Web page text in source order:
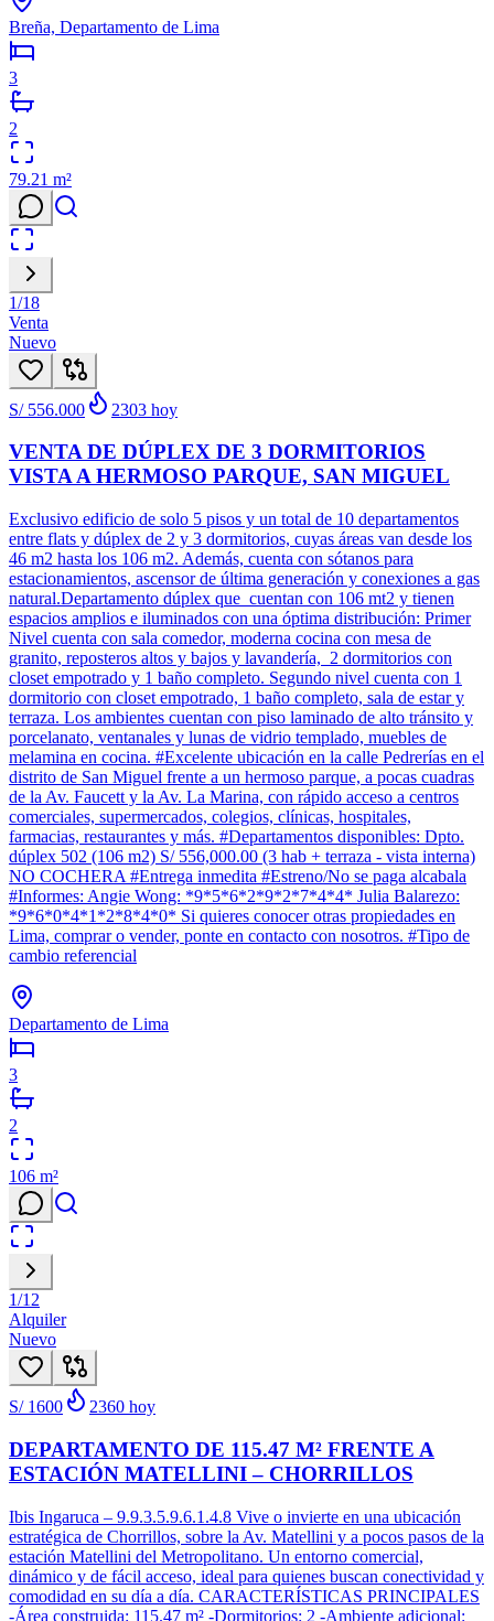
Breña, Departamento de Lima
3
2
79.21 m²
1/18
Venta
Nuevo
S/ 556.000 2303 hoy
VENTA DE DÚPLEX DE 3 DORMITORIOS
VISTA A HERMOSO PARQUE, SAN MIGUEL
Exclusivo edificio de solo 5 pisos y un total de 10 departamentos
entre flats y dúplex de 2 y 3 dormitorios, cuyas áreas van desde los
46 m2 hasta los 106 m2. Además, cuenta con sótanos para
estacionamientos, ascensor de última generación y conexiones a gas
natural.Departamento dúplex que cuentan con 106 mt2 y tienen
espacios amplios e iluminados con una óptima distribución: Primer
Nivel cuenta con sala comedor, moderna cocina con mesa de
granito, reposteros altos y bajos y lavandería, 2 dormitorios con
closet empotrado y 1 baño completo. Segundo nivel cuenta con 1
dormitorio con closet empotrado, 1 baño completo, sala de estar y
terraza. Los ambientes cuentan con piso laminado de alto tránsito y
porcelanato, ventanales y lunas de vidrio templado, muebles de
melamina en cocina. #Excelente ubicación en la calle Pedrerías en el
distrito de San Miguel frente a un hermoso parque, a pocas cuadras
de la Av. Faucett y la Av. La Marina, con rápido acceso a centros
comerciales, supermercados, colegios, clínicas, hospitales,
farmacias, restaurantes y más. #Departamentos disponibles: Dpto.
dúplex 502 (106 m2) S/ 556,000.00 (3 hab + terraza - vista interna)
NO COCHERA #Entrega inmedita #Estreno/No se paga alcabala
#Informes: Angie Wong: *9*5*6*2*9*2*7*4*4* Julia Balarezo:
*9*6*0*4*1*2*8*4*0* Si quieres conocer otras propiedades en
Lima, comprar o vender, ponte en contacto con nosotros. #Tipo de
cambio referencial
Departamento de Lima
3
2
106 m²
1/12
Alquiler
Nuevo
S/ 1600 2360 hoy
DEPARTAMENTO DE 115.47 M² FRENTE A
ESTACIÓN MATELLINI – CHORRILLOS
Ibis Ingaruca – 9.9.3.5.9.6.1.4.8 Vive o invierte en una ubicación
estratégica de Chorrillos, sobre la Av. Matellini y a pocos pasos de la
estación Matellini del Metropolitano. Un entorno comercial,
dinámico y de fácil acceso, ideal para quienes buscan conectividad y
comodidad en su día a día. CARACTERÍSTICAS PRINCIPALES
-Área construida: 115.47 m² -Dormitorios: 2 -Ambiente adicional: